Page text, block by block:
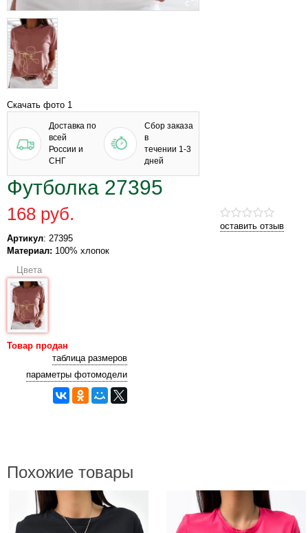
Скачать фото 1
Доставка по
всей
России и
СНГ
Сбор заказа
в
течении 1-3
дней
Футболка 27395
оставить отзыв
168 руб.
Артикул: 27395
Материал: 100% хлопок
Цвета
Товар продан
таблица размеров
параметры фотомодели
Похожие товары